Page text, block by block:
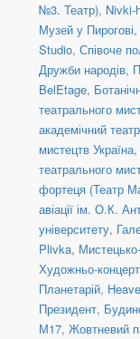
№3. Театр), Nivki-
Музей у Пирогові,
Studio, Співоче
Дружби народів,
BelEtage,
театрального
академічний
мистецтв Україна,
театрального
фортеця (Театр
авіації ім. О.К.
університету,
Plivka,
Художньо-
Планетарій,
Президент,
М17, Жовтневий